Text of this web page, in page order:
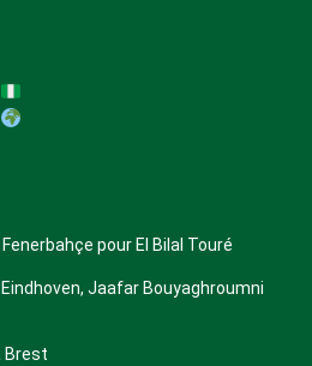
pour El Bilal Touré
Jaafar Bouyaghroumni
Brest